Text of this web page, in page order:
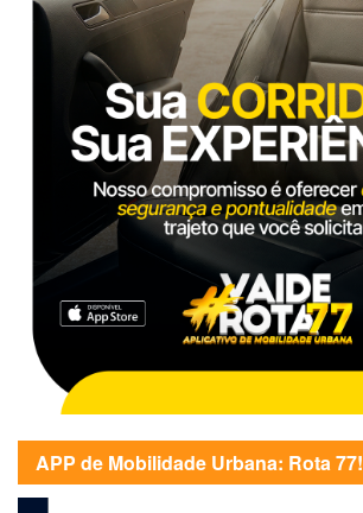
APP de Mobilidade Urbana: Rota 77!